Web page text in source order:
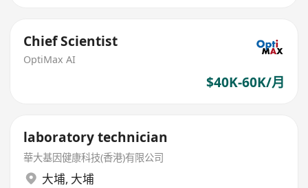
Chief Scientist
OptiMax AI
$40K-60K/月
laboratory technician
華大基因健康科技(香港)有限公司
大埔, 大埔